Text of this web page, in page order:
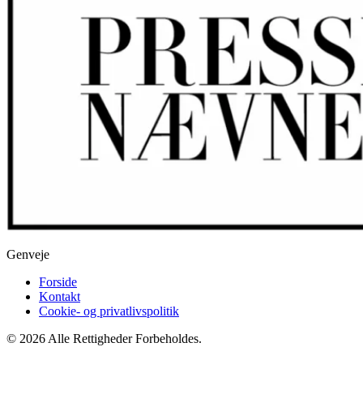
Genveje
Forside
Kontakt
Cookie- og privatlivspolitik
© 2026 Alle Rettigheder Forbeholdes.